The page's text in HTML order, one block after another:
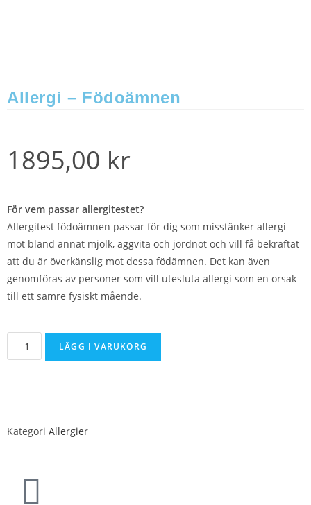
Allergi – Födoämnen
1895,00 kr
För vem passar allergitestet?
Allergitest födoämnen passar för dig som misstänker allergi
mot bland annat mjölk, äggvita och jordnöt och vill få bekräftat
att du är överkänslig mot dessa födämnen. Det kan även
genomföras av personer som vill utesluta allergi som en orsak
till ett sämre fysiskt mående.
LÄGG I VARUKORG
Kategori Allergier